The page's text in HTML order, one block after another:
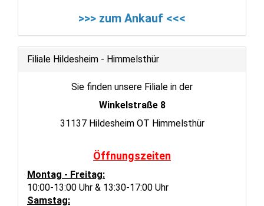
>>> zum Ankauf <<<
Filiale Hildesheim - Himmelsthür
Sie finden unsere Filiale in der
Winkelstraße 8
31137 Hildesheim OT Himmelsthür
Öffnungszeiten
Montag - Freitag:
10:00-13:00 Uhr & 13:30-17:00 Uhr
Samstag: